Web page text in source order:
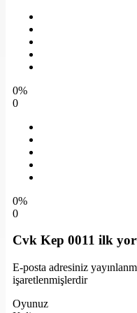
0%
0
0%
0
Cvk Kep 0011 ilk
E-posta adresiniz
işaretlenmişlerdir
Oyunuz